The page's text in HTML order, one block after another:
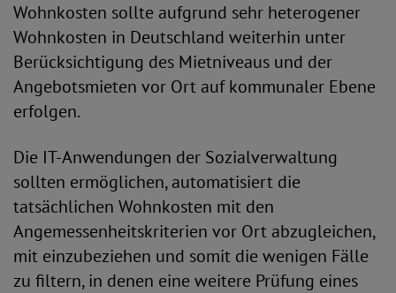
Wohnkosten sollte aufgrund sehr heterogener
Wohnkosten in Deutschland weiterhin unter
Berücksichtigung des Mietniveaus und der
Angebotsmieten vor Ort auf kommunaler Ebene
erfolgen.
Die IT-Anwendungen der Sozialverwaltung
sollten ermöglichen, automatisiert die
tatsächlichen Wohnkosten mit den
Angemessenheitskriterien vor Ort abzugleichen,
mit einzubeziehen und somit die wenigen Fälle
zu filtern, in denen eine weitere Prüfung eines